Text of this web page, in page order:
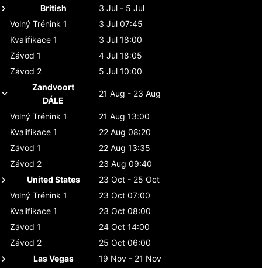
British
3 Jul - 5 Jul
Volný Trénink 1
3 Jul 07:45
Kvalifikace 1
3 Jul 18:00
Závod 1
4 Jul 18:05
Závod 2
5 Jul 10:00
Zandvoort
DÁLE
21 Aug - 23 Aug
Volný Trénink 1
21 Aug 13:00
Kvalifikace 1
22 Aug 08:20
Závod 1
22 Aug 13:35
Závod 2
23 Aug 09:40
United States
23 Oct - 25 Oct
Volný Trénink 1
23 Oct 07:00
Kvalifikace 1
23 Oct 08:00
Závod 1
24 Oct 14:00
Závod 2
25 Oct 06:00
Las Vegas
19 Nov - 21 Nov